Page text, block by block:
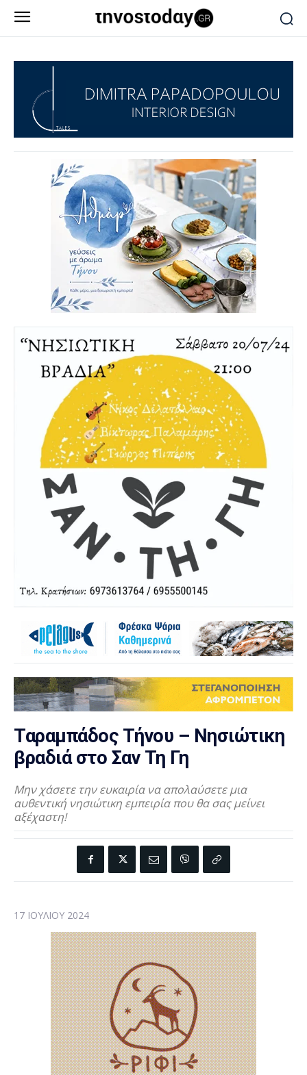
Ταραμπάδος Τήνου – Νησιώτικη
βραδιά στο Σαν Τη Γη
Μην χάσετε την ευκαιρία να απολαύσετε μια
αυθεντική νησιώτικη εμπειρία που θα σας μείνει
αξέχαστη!
17 ΙΟΥΛΊΟΥ 2024